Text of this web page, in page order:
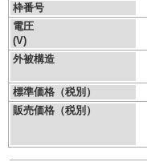
枠番号
電圧
(V)
外被構造
標準価格（税別）
販売価格（税別）